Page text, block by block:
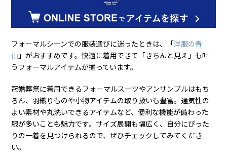
フォーマルシーンでの服装選びに迷ったときは、「洋服の青
山 」がおすすめです。快適に着用できて「きちんと見え」も叶
うフォーマルアイテムが揃っています。
冠婚葬祭に着用できるフォーマルスーツやアンサンブルはもち
ろん、羽織りものや小物アイテムの取り扱いも豊富。通気性の
よい素材や丸洗いできるアイテムなど、便利な機能が備わった
服が多いことも魅力です。サイズ展開も幅広く、自分にぴった
りの一着を見つけられるので、ぜひチェックしてみてくださ
い。